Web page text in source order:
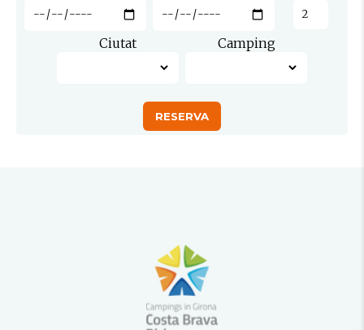
Ciutat Camping